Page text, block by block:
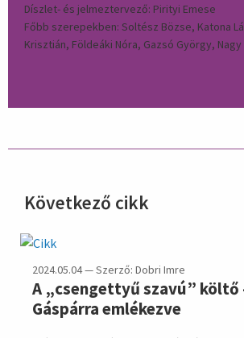
Díszlet- és jelmeztervező: Pirityi Emese
Főbb szerepekben: Soltész Bözse, Katona
Krisztián, Földeáki Nóra, Gazsó György, Nagy
Következő cikk
2024.05.04 — Szerző: Dobri Imre
A „csengettyű szavú” költő
Gáspárra emlékezve